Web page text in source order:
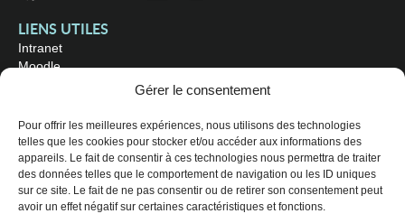
Gérer le consentement
Pour offrir les meilleures expériences, nous utilisons des technologies
telles que les cookies pour stocker et/ou accéder aux informations des
appareils. Le fait de consentir à ces technologies nous permettra de traiter
des données telles que le comportement de navigation ou les ID uniques
sur ce site. Le fait de ne pas consentir ou de retirer son consentement peut
avoir un effet négatif sur certaines caractéristiques et fonctions.
LIENS UTILES
Intranet
Moodle
OÙ NOUS TROUVER
Campus principal
3800, rue Sherbrooke Est
Montréal (Québec) H1X 2A2
Consultez lesheures d'ouverture